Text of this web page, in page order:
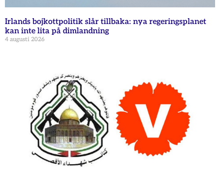
Irlands bojkottpolitik slår tillbaka: nya regeringsplanet
kan inte lita på dimlandning
4 augusti 2026